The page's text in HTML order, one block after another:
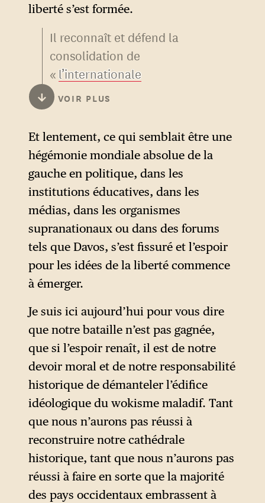
liberté s’est formée.
Il reconnaît et défend la
consolidation de
«l’internationale
réactionnaire
dans son combat idéologique
et nomme ses principaux
alliés internationaux avec
lesquels il partage les mêmes
ennemis (agenda woke,
féminisme, agenda 2030,
etc.), même s’il n’est pas
nécessairement d’accord sur
des questions telles que le
protectionnisme économique,
le commerce international et
l’immigration. Mais ce qui
importe ici pour lui, c’est de
tracer la ligne et de dire : les
« personnes du bien » sont de
notre côté et nous partageons
avec elles les «valeurs
occidentales civilisées».
↓ VOIR PLUS
Et lentement, ce qui semblait être une
hégémonie mondiale absolue de la
gauche en politique, dans les
institutions éducatives, dans les
médias, dans les organismes
supranationaux ou dans des forums
tels que Davos, s’est fissuré et l’espoir
pour les idées de la liberté commence
à émerger.
Je suis ici aujourd’hui pour vous dire
que notre bataille n’est pas gagnée,
que si l’espoir renaît, il est de notre
devoir moral et de notre responsabilité
historique de démanteler l’édifice
idéologique du wokisme maladif. Tant
que nous n’aurons pas réussi à
reconstruire notre cathédrale
historique, tant que nous n’aurons pas
réussi à faire en sorte que la majorité
des pays occidentaux embrassent à